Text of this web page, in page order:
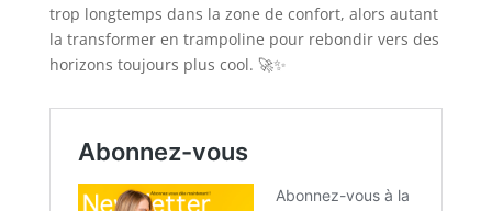
trop longtemps dans la zone de confort, alors autant
la transformer en trampoline pour rebondir vers des
horizons toujours plus cool. 🚀✨